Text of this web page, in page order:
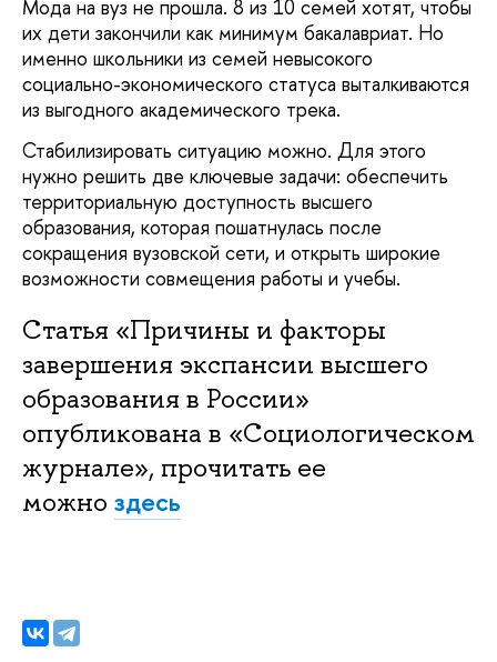
Мода на вуз не прошла. 8 из 10 семей хотят, чтобы
их дети закончили как минимум бакалавриат. Но
именно школьники из семей невысокого
социально-экономического статуса выталкиваются
из выгодного академического трека.
Стабилизировать ситуацию можно. Для этого
нужно решить две ключевые задачи: обеспечить
территориальную доступность высшего
образования, которая пошатнулась после
сокращения вузовской сети, и открыть широкие
возможности совмещения работы и учебы.
Статья «Причины и факторы
завершения экспансии высшего
образования в России»
опубликована в «Социологическом
журнале», прочитать ее
можно здесь